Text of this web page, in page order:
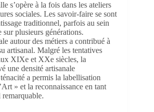
s’opère à la fois dans les ateliers
sociales. Les savoir-faire se sont
traditionnel, parfois au sein
sur plusieurs générations.
autour des métiers a contribué à
artisanal. Malgré les tentatives
XIXe et XXe siècles, la
une densité artisanale
a permis la labellisation
» et la reconnaissance en tant